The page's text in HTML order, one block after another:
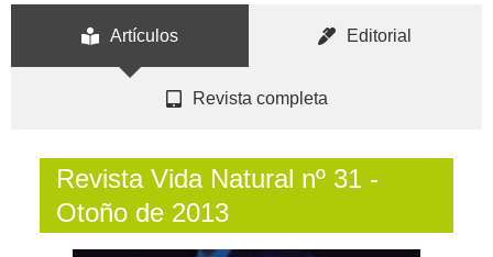
Artículos Editorial
Revista completa
Revista Vida Natural nº 31 -
Otoño de 2013